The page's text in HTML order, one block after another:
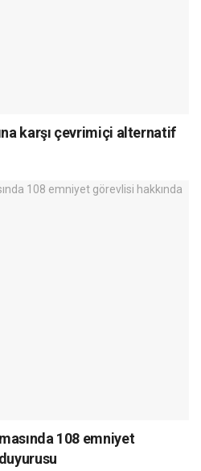
karşı çevrimiçi alternatif
108 emniyet